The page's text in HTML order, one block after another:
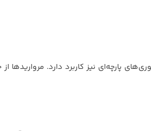
پارچه‌ای نیز کاربرد دارد. مرواریدها